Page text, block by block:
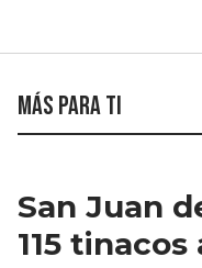
Más para ti
San Juan
115